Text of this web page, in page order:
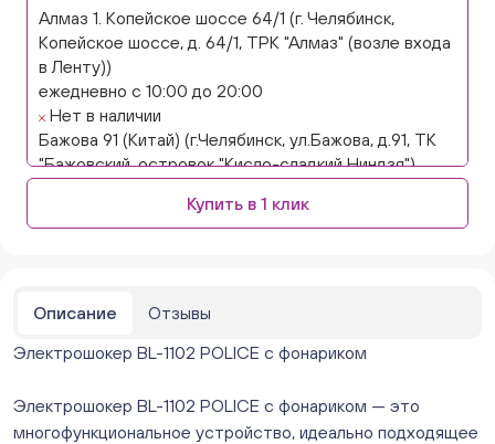
Алмаз 1. Копейское шоссе 64/1 (г. Челябинск,
Копейское шоссе, д. 64/1, ТРК "Алмаз" (возле входа
в Ленту))
ежедневно с 10:00 до 20:00
Нет в наличии
Бажова 91 (Китай) (г.Челябинск, ул.Бажова, д.91, ТК
"Бажовский, островок "Кисло-сладкий Ниндзя")
Нет в наличии
ежедневно с 10:00 до 20:00
Краснопольский 13г (Цветы) (Краснопольский, 13Г)
ежедневно с 10:00 до 20:00
Купить в 1 клик
Описание
Отзывы
Электрошокер BL-1102 POLICE с фонариком
Электрошокер BL-1102 POLICE с фонариком — это
многофункциональное устройство, идеально подходящее